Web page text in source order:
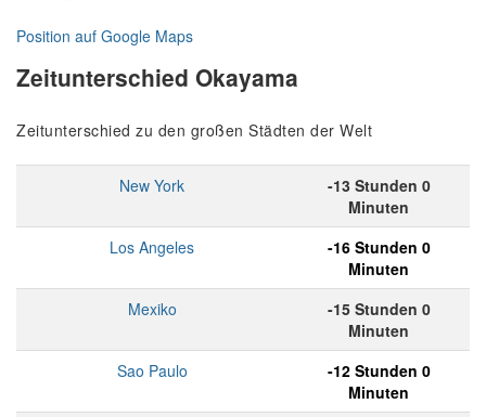
Position auf Google Maps
Zeitunterschied Okayama
Zeitunterschied zu den großen Städten der Welt
New York
-13 Stunden 0
Minuten
Los Angeles
-16 Stunden 0
Minuten
Mexiko
-15 Stunden 0
Minuten
Sao Paulo
-12 Stunden 0
Minuten